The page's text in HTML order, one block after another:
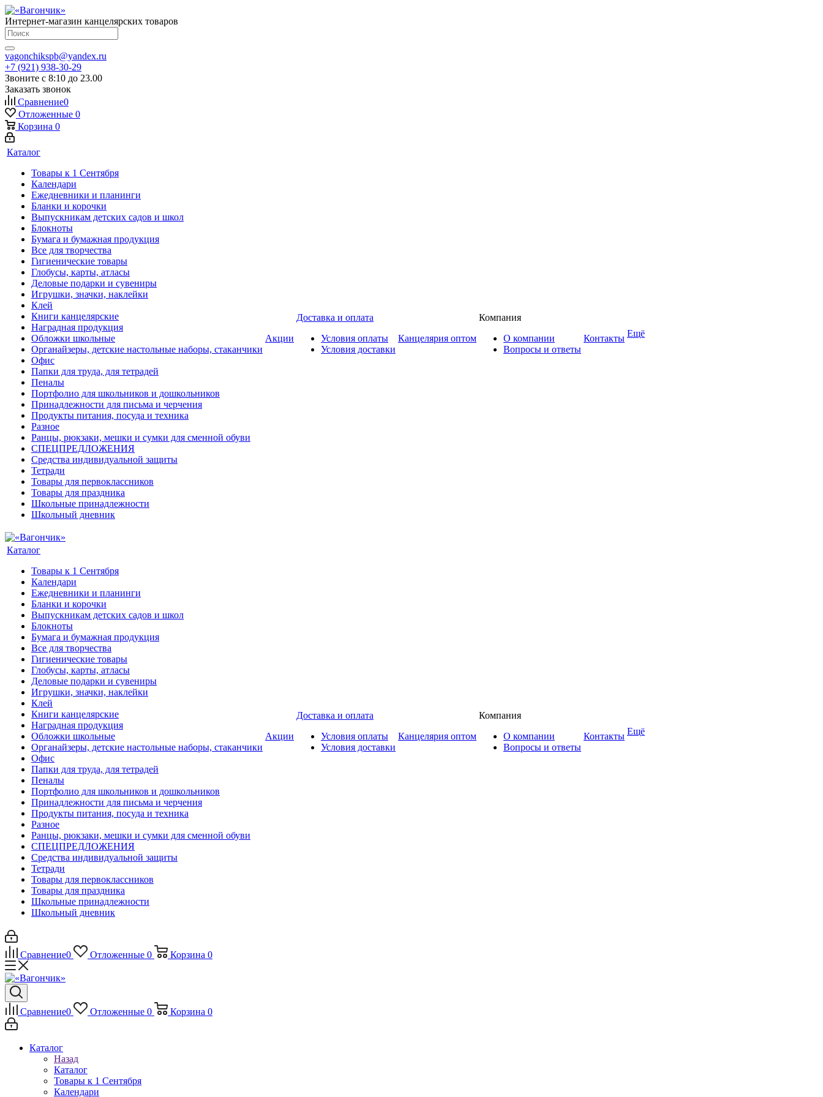
Интернет-магазин канцелярских товаров
vagonchikspb@yandex.ru
+7 (921) 938-30-29
Звоните с 8:10 до 23.00
Заказать звонок
Сравнение0
Отложенные 0
Корзина 0
Каталог
Товары к 1 Сентября
Календари
Ежедневники и планинги
Бланки и корочки
Выпускникам детских садов и школ
Блокноты
Бумага и бумажная продукция
Все для творчества
Гигиенические товары
Глобусы, карты, атласы
Деловые подарки и сувениры
Игрушки, значки, наклейки
Клей
Книги канцелярские
Наградная продукция
Обложки школьные
Органайзеры, детские настольные наборы, стаканчики
Офис
Папки для труда, для тетрадей
Пеналы
Портфолио для школьников и дошкольников
Принадлежности для письма и черчения
Продукты питания, посуда и техника
Разное
Ранцы, рюкзаки, мешки и сумки для сменной обуви
СПЕЦПРЕДЛОЖЕНИЯ
Средства индивидуальной защиты
Тетради
Товары для первоклассников
Товары для праздника
Школьные принадлежности
Школьный дневник
Акции
Доставка и оплата
Условия оплаты
Условия доставки
Канцелярия оптом
Компания
О компании
Вопросы и ответы
Контакты Ещё
Каталог
Товары к 1 Сентября
Календари
Ежедневники и планинги
Бланки и корочки
Выпускникам детских садов и школ
Блокноты
Бумага и бумажная продукция
Все для творчества
Гигиенические товары
Глобусы, карты, атласы
Деловые подарки и сувениры
Игрушки, значки, наклейки
Клей
Книги канцелярские
Наградная продукция
Обложки школьные
Органайзеры, детские настольные наборы, стаканчики
Офис
Папки для труда, для тетрадей
Пеналы
Портфолио для школьников и дошкольников
Принадлежности для письма и черчения
Продукты питания, посуда и техника
Разное
Ранцы, рюкзаки, мешки и сумки для сменной обуви
СПЕЦПРЕДЛОЖЕНИЯ
Средства индивидуальной защиты
Тетради
Товары для первоклассников
Товары для праздника
Школьные принадлежности
Школьный дневник
Акции
Доставка и оплата
Условия оплаты
Условия доставки
Канцелярия оптом
Компания
О компании
Вопросы и ответы
Контакты Ещё
Сравнение0 Отложенные 0 Корзина 0
Сравнение0 Отложенные 0 Корзина 0
Каталог
Назад
Каталог
Товары к 1 Сентября
Календари